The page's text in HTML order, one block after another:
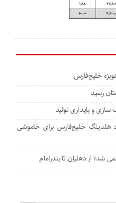
خلیج‌فارس
و پایداری تولید
هلدینگ خلیج‌فارس برای خاموشی
شد؛ از دهلران تا بندرامام